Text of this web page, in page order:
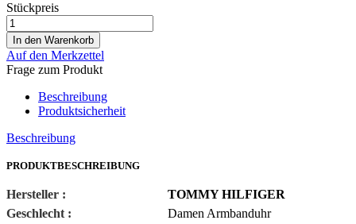
Stückpreis
Auf den Merkzettel
Frage zum Produkt
Beschreibung
Produktsicherheit
Beschreibung
PRODUKTBESCHREIBUNG
Hersteller :
TOMMY HILFIGER
Geschlecht :
Damen Armbanduhr